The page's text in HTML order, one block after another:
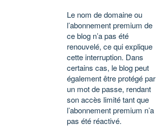
Le nom de domaine ou
l’abonnement premium de
ce blog n’a pas été
renouvelé, ce qui explique
cette interruption. Dans
certains cas, le blog peut
également être protégé par
un mot de passe, rendant
son accès limité tant que
l’abonnement premium n’a
pas été réactivé.